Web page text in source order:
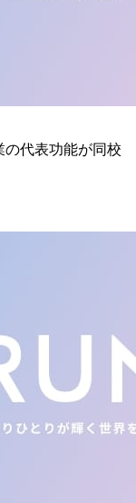
の代表功能が同校